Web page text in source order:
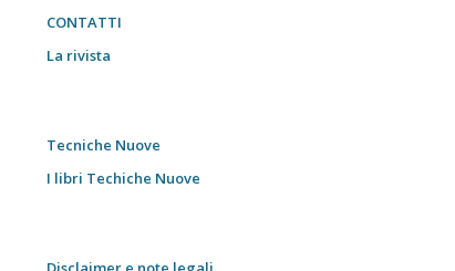
CONTATTI
La rivista
Tecniche Nuove
I libri Techiche Nuove